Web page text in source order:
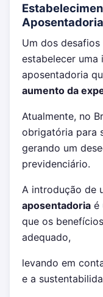
Aposentadoria
Um dos desafios
estabelecer uma
aposentadoria
aumento da
Atualmente, no
obrigatória para
gerando um
previdenciário.
A introdução de
aposentadoria é
que os
adequado,
levando em
e a